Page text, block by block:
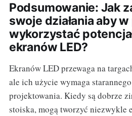
Podsumowanie: Jak
swoje działania aby w
wykorzystać
ekranów LED?
Ekranów LED przewaga na
ale ich użycie wymaga
projektowania. Kiedy są dobrze
stoiska, mogą tworzyć niezwykle